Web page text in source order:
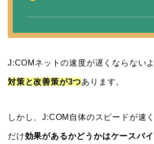
J:COMネットの速度が遅くならない
対策と改善策が3つあります。
しかし、J:COM自体のスピードが速
だけ効果があるかどうかはケースバ